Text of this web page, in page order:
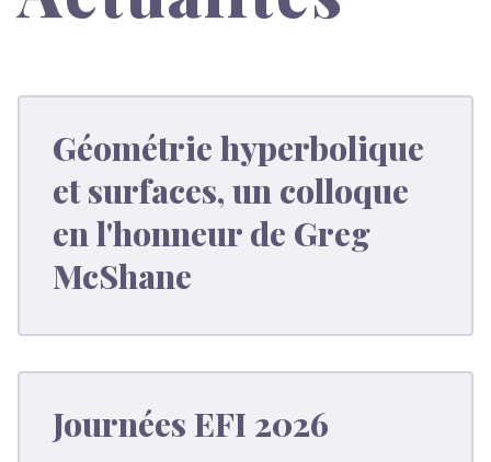
Géométrie hyperbolique
et surfaces, un colloque
en l'honneur de Greg
McShane
Journées EFI 2026